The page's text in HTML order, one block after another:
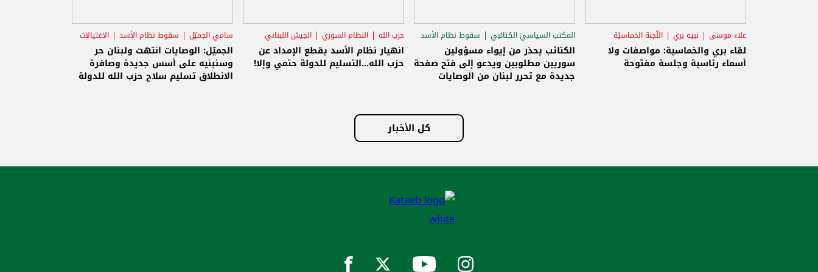
علاء موسى نبيه بري اللّجنة الخماسيّة
لقاء بري والخماسية: مواصفات ولا
أسماء رئاسية وجلسة مفتوحة
المكتب السياسي الكتائبي
سقوط نظام الأسد
الاستحقاق الرئاسي
الكتائب يحذر من إيواء مسؤولين
سوريين مطلوبين ويدعو إلى فتح صفحة
جديدة مع تحرر لبنان من الوصايات
حزب الله النظام السوري الجيش اللبناني
انهيار نظام الأسد يقطع الإمداد عن
حزب الله...التسليم للدولة حتمي وإلا!
سامي الجميّل سقوط نظام الأسد الاغتيالات
الجميّل: الوصايات انتهت ولبنان حر
وسنبنيه على أسس جديدة وصافرة
الانطلاق تسليم سلاح حزب الله للدولة
كل الأخبار